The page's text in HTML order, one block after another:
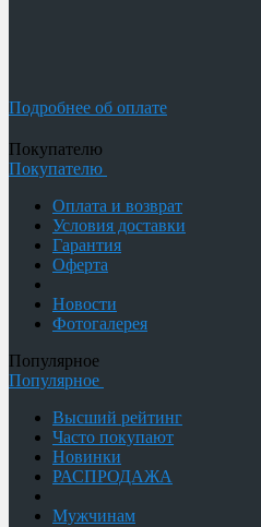
Подробнее об оплате
Покупателю
Покупателю
Оплата и возврат
Условия доставки
Гарантия
Оферта
Новости
Фотогалерея
Популярное
Популярное
Высший рейтинг
Часто покупают
Новинки
РАСПРОДАЖА
Мужчинам